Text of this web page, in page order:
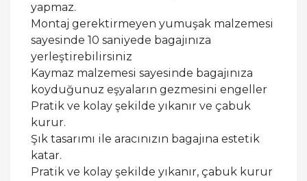
yapmaz.
Montaj gerektirmeyen yumuşak malzemesi
sayesinde 10 saniyede bagajınıza
yerleştirebilirsiniz
Kaymaz malzemesi sayesinde bagajınıza
koyduğunuz eşyaların gezmesini engeller
Pratik ve kolay şekilde yıkanır ve çabuk
kurur.
Şık tasarımı ile aracınızın bagajına estetik
katar.
Pratik ve kolay şekilde yıkanır, çabuk kurur